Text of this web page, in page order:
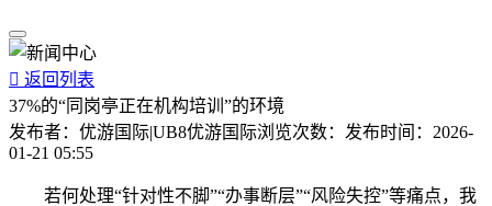
 返回列表
37%的“同岗亭正在机构培训”的环境
发布者： 优游国际|UB8优游国际浏览次数： 发布时间： 2026-
01-21 05:55
若何处理“针对性不脚”“办事断层”“风险失控”等痛点，我